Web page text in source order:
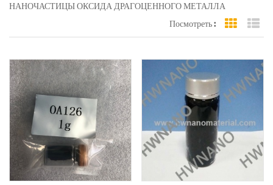
НАНОЧАСТИЦЫ ОКСИДА ДРАГОЦЕННОГО МЕТАЛЛА
Посмотреть :
Grid